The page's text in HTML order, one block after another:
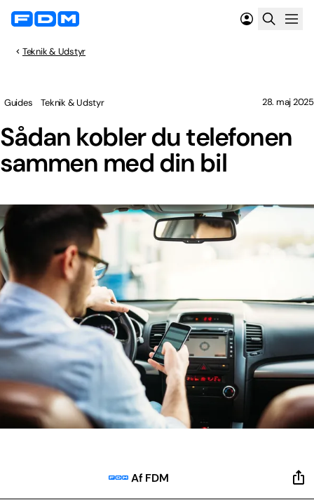
Teknik & Udstyr
Sådan kobler du telefonen
sammen med din bil
Guides Teknik & Udstyr 28. maj 2025
Af FDM